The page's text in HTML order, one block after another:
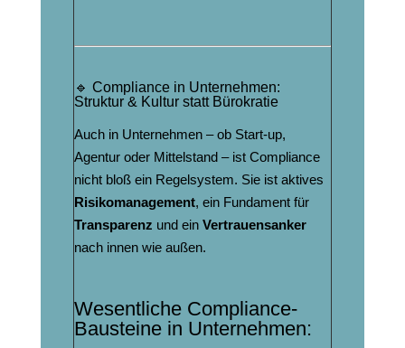
🔹 Compliance in Unternehmen:
Struktur & Kultur statt Bürokratie
Auch in Unternehmen – ob Start-up,
Agentur oder Mittelstand – ist Compliance
nicht bloß ein Regelsystem. Sie ist aktives
Risikomanagement, ein Fundament für
Transparenz und ein Vertrauensanker
nach innen wie außen.
Wesentliche Compliance-
Bausteine in Unternehmen: